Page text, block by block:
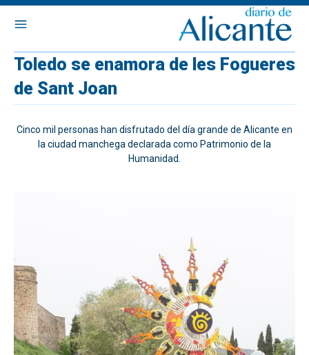
Toledo se enamora de les Fogueres
de Sant Joan
Cinco mil personas han disfrutado del día grande de Alicante en
la ciudad manchega declarada como Patrimonio de la
Humanidad.